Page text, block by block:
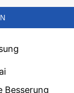
Besserung